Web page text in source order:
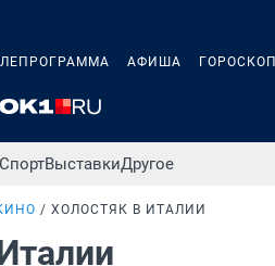
АФИША ГОРОСКОП
СпортВыставкиДругое
ХОЛОСТЯК В ИТАЛИИ